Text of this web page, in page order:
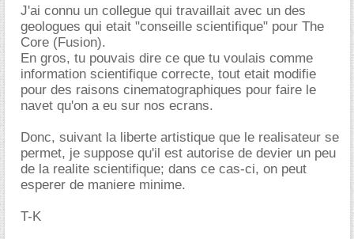
J'ai connu un collegue qui travaillait avec un des
geologues qui etait "conseille scientifique" pour The
Core (Fusion).
En gros, tu pouvais dire ce que tu voulais comme
information scientifique correcte, tout etait modifie
pour des raisons cinematographiques pour faire le
navet qu'on a eu sur nos ecrans.
Donc, suivant la liberte artistique que le realisateur se
permet, je suppose qu'il est autorise de devier un peu
de la realite scientifique; dans ce cas-ci, on peut
esperer de maniere minime.
T-K